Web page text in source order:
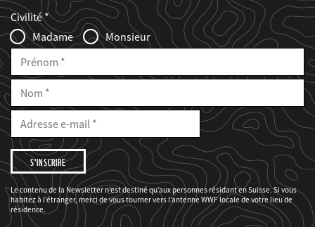
Web2Case
Infofelder
Fieldset
anrede_name
Civilité
Madame
Monsieur
Prénom
Nom
E-
Mail
Adresse
mail
Je
souhaite
être
informé(e)
des
projets
du
WWF.
Le contenu de la Newsletter n’est destiné qu’aux personnes résidant en Suisse. Si vous
habitez à l’étranger, merci de vous tourner vers l’antenne WWF locale de votre lieu de
résidence.